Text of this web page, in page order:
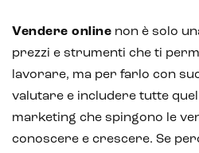
Vendere online non è solo
prezzi e strumenti che ti
lavorare, ma per farlo con
valutare e includere tutte
marketing che spingono le
conoscere e crescere. Se